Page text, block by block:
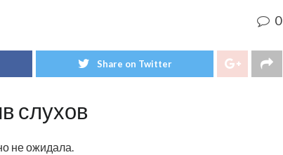
0
Share on Twitter
слухов
не ожидала.